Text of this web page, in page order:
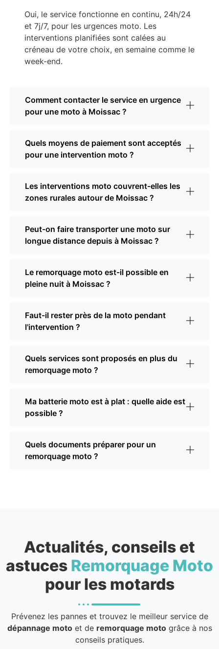
Oui, le service fonctionne en continu, 24h/24
et 7j/7, pour les urgences moto. Les
interventions planifiées sont calées au
créneau de votre choix, en semaine comme le
week-end.
Comment contacter le service en urgence
pour une moto à Moissac ?
Quels moyens de paiement sont acceptés
pour une intervention moto ?
Les interventions moto couvrent-elles les
zones rurales autour de Moissac ?
Peut-on faire transporter une moto sur
longue distance depuis à Moissac ?
Le remorquage moto est-il possible en
pleine nuit à Moissac ?
Faut-il rester près de la moto pendant
l'intervention ?
Quels services sont proposés en plus du
remorquage moto ?
Ma batterie moto est à plat : quelle aide est
possible ?
Quels documents préparer pour un
remorquage moto ?
Actualités, conseils et
astuces Remorquage Moto
pour les motards
Prévenez les pannes et trouvez le meilleur service de
dépannage motoet de remorquage motogrâce à nos
conseils pratiques.